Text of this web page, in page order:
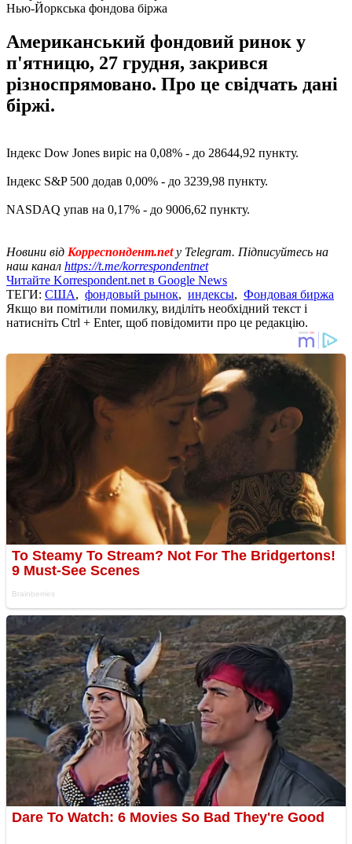
Нью-Йоркська фондова біржа
Американський фондовий ринок у
п'ятницю, 27 грудня, закрився
різноспрямовано. Про це свідчать дані
біржі.
Індекс Dow Jones виріс на 0,08% - до 28644,92 пункту.
Індекс S&P 500 додав 0,00% - до 3239,98 пункту.
NASDAQ упав на 0,17% - до 9006,62 пункту.
Новини від Корреспондент.netу Telegram. Підписуйтесь на
наш канал https://t.me/korrespondentnet
Читайте Korrespondent.net в Google News
ТЕГИ: США, фондовый рынок, индексы, Фондовая биржа
Якщо ви помітили помилку, виділіть необхідний текст і
натисніть Ctrl + Enter, щоб повідомити про це редакцію.